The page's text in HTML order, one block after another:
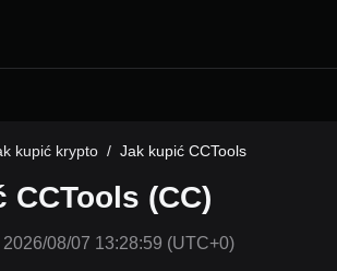
kupić krypto / Jak kupić CCTools
(CC)
2026/08/07 13:28:59 (UTC+0)